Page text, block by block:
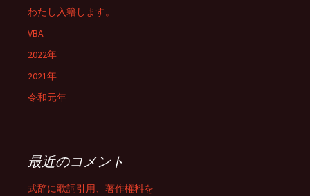
わたし入籍します。
VBA
2022年
2021年
令和元年
最近のコメント
式辞に歌詞引用、著作権料を